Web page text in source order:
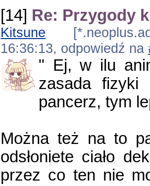
[14] Re: Przygody
Kitsune
16:36:13, odpowiedź na
" Ej, w ilu
zasada fizyki
pancerz, tym
Można też na to
odsłoniete ciało
przez co ten nie